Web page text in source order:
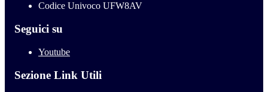
Codice Univoco UFW8AV
Seguici su
Youtube
Sezione Link Utili